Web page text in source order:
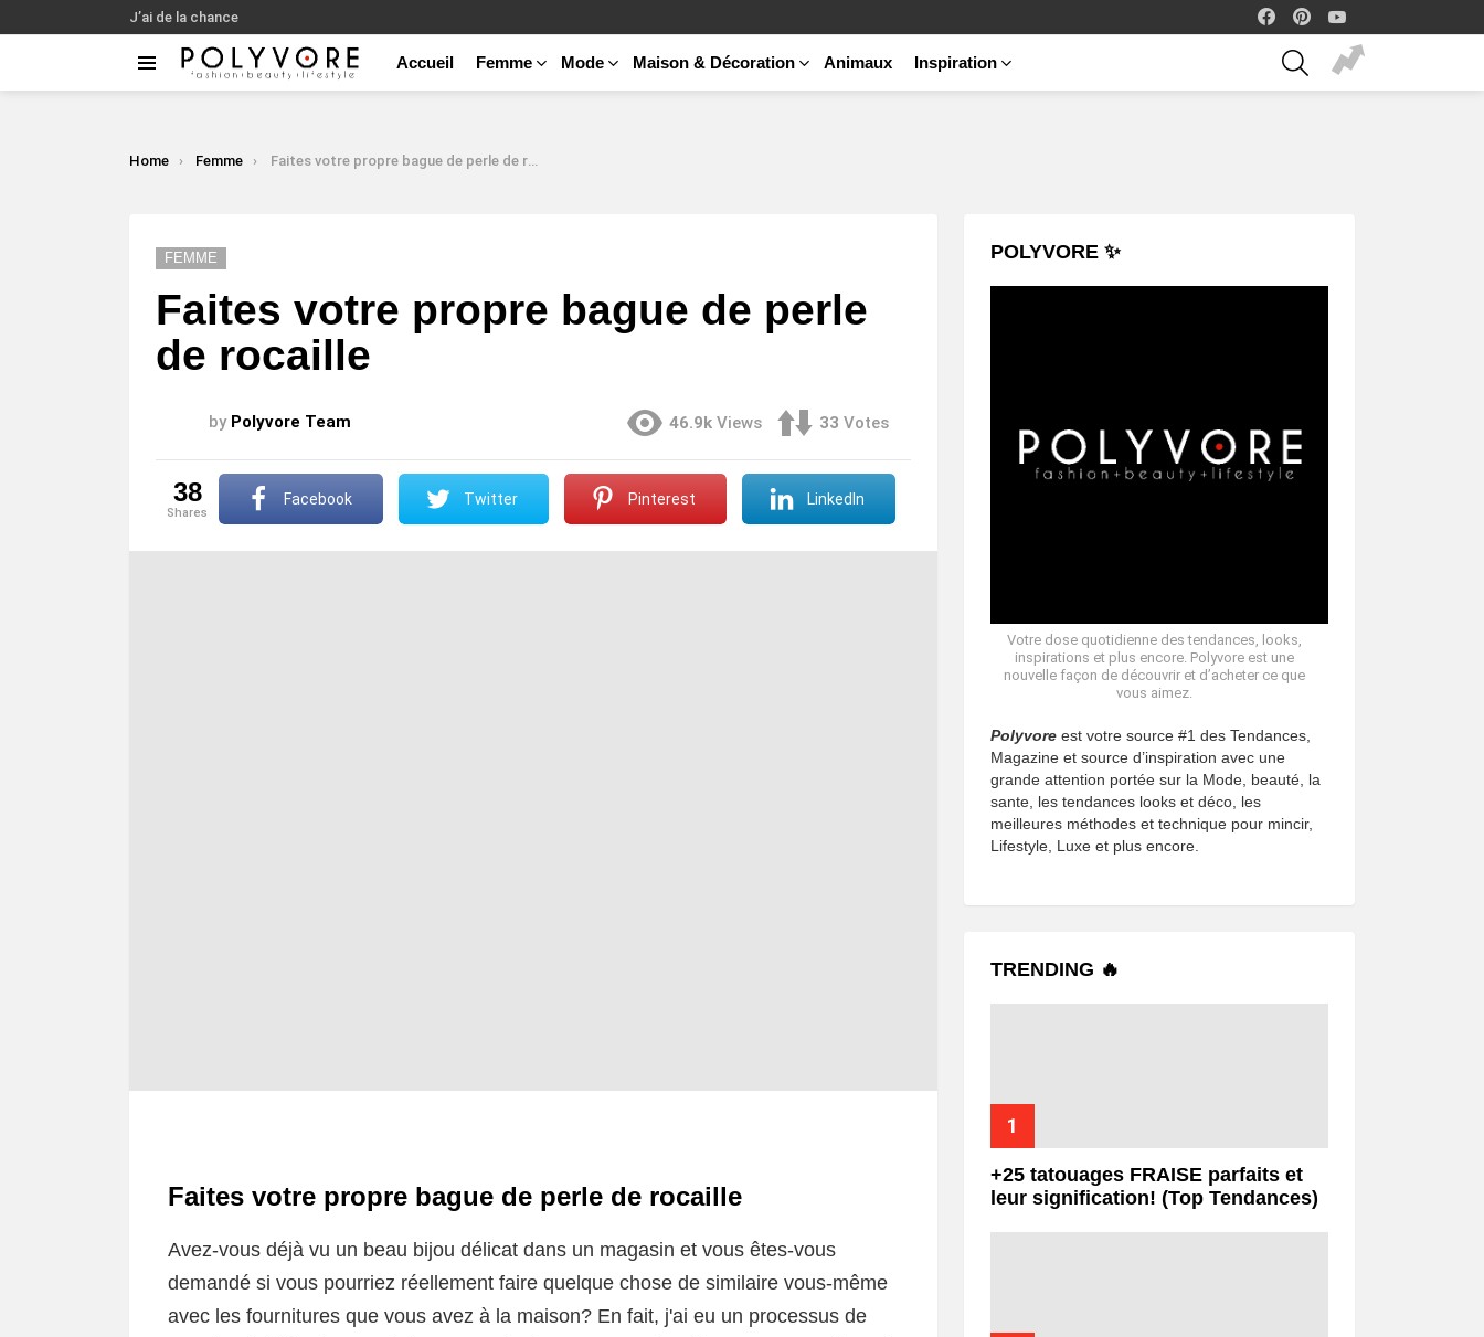
J’ai de la chance
facebook
Accueil Femme Mode Maison & Décoration Animaux Inspiration
SEARCH
You are here:
Home Femme Faites votre propre bague de perle de rocaille
FEMME
Faites votre propre bague de perle
de rocaille
by Polyvore Team 46.9k Views 33 Votes
38
shares
Facebook Twitter Pinterest LinkedIn
Faites votre propre bague de perle de rocaille
Avez-vous déjà vu un beau bijou délicat dans un magasin et vous êtes-vous
demandé si vous pourriez réellement faire quelque chose de similaire vous-même
avec les fournitures que vous avez à la maison? En fait, j'ai eu un processus de
POLYVORE ✨
Votre dose quotidienne des tendances, looks,
inspirations et plus encore. Polyvore est une
nouvelle façon de découvrir et d’acheter ce que
vous aimez.
Polyvore est votre source #1 des Tendances,
Magazine et source d’inspiration avec une
grande attention portée sur la Mode, beauté, la
sante, les tendances looks et déco, les
meilleures méthodes et technique pour mincir,
Lifestyle, Luxe et plus encore.
TRENDING 🔥
+25 tatouages ​​FRAISE parfaits et
leur signification! (Top Tendances)